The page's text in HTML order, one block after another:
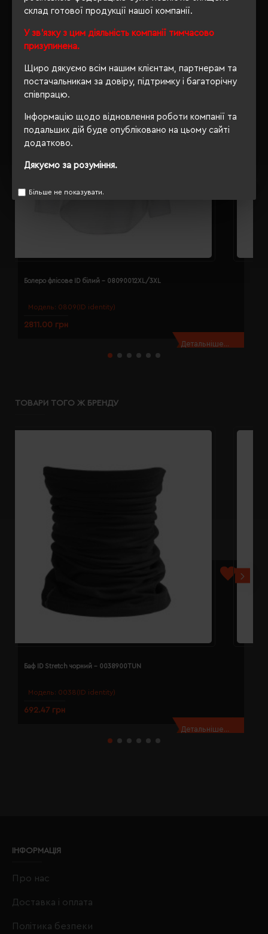
склад готової продукції нашої компанії.
У зв'язку з цим діяльність компанії тимчасово
призупинена.
Щиро дякуємо всім нашим клієнтам, партнерам та
постачальникам за довіру, підтримку і багаторічну
співпрацю.
Інформацію щодо відновлення роботи компанії та
подальших дій буде опубліковано на цьому сайті
додатково.
Дякуємо за розуміння.
Більше не показувати.
Модель: 0809(ID identity)
Болеро флісове ID білий - 08090012XL/3XL
2811.00 грн
Детальніше...
ТОВАРИ ТОГО Ж БРЕНДУ
Модель: 0038(ID identity)
Баф ID Stretch чорний - 0038900TUN
692.47 грн
Детальніше...
ІНФОРМАЦІЯ
Про нас
Доставка і оплата
Політика безпеки